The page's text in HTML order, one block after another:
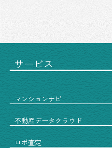
サービス
マンションナビ
不動産データクラウド
ロボ査定